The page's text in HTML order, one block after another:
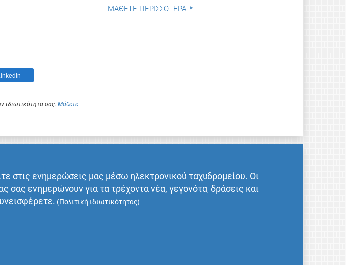
ιδιωτικότητα σας. Μάθετε
μάθετε περισσότερα
στις ενημερώσεις μας μέσω ηλεκτρονικού ταχυδρομείου. Οι
σας ενημερώνουν για τα τρέχοντα νέα, γεγονότα, δράσεις και
(Πολιτική ιδιωτικότητας)